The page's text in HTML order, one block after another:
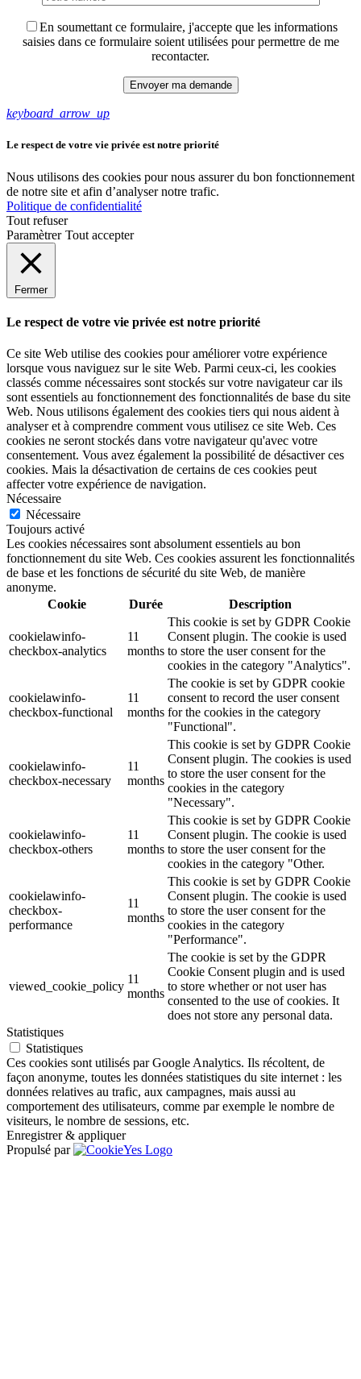
En soumettant ce formulaire, j'accepte que les informations
saisies dans ce formulaire soient utilisées pour permettre de me
recontacter.
keyboard_arrow_up
Le respect de votre vie privée est notre priorité
Nous utilisons des cookies pour nous assurer du bon fonctionnement
de notre site et afin d’analyser notre trafic.
Politique de confidentialité
Tout refuser
Paramètrer Tout accepter
Fermer
Le respect de votre vie privée est notre priorité
Ce site Web utilise des cookies pour améliorer votre expérience
lorsque vous naviguez sur le site Web. Parmi ceux-ci, les cookies
classés comme nécessaires sont stockés sur votre navigateur car ils
sont essentiels au fonctionnement des fonctionnalités de base du site
Web. Nous utilisons également des cookies tiers qui nous aident à
analyser et à comprendre comment vous utilisez ce site Web. Ces
cookies ne seront stockés dans votre navigateur qu'avec votre
consentement. Vous avez également la possibilité de désactiver ces
cookies. Mais la désactivation de certains de ces cookies peut
affecter votre expérience de navigation.
Nécessaire
Nécessaire
Toujours activé
Les cookies nécessaires sont absolument essentiels au bon
fonctionnement du site Web. Ces cookies assurent les fonctionnalités
de base et les fonctions de sécurité du site Web, de manière
anonyme.
Cookie
Durée Description
cookielawinfo-
checkbox-analytics
11
months
This cookie is set by GDPR Cookie
Consent plugin. The cookie is used
to store the user consent for the
cookies in the category "Analytics".
cookielawinfo-
checkbox-functional
11
months
The cookie is set by GDPR cookie
consent to record the user consent
for the cookies in the category
"Functional".
cookielawinfo-
checkbox-necessary
11
months
This cookie is set by GDPR Cookie
Consent plugin. The cookies is used
to store the user consent for the
cookies in the category
"Necessary".
cookielawinfo-
checkbox-others
11
months
This cookie is set by GDPR Cookie
Consent plugin. The cookie is used
to store the user consent for the
cookies in the category "Other.
cookielawinfo-
checkbox-
performance
11
months
This cookie is set by GDPR Cookie
Consent plugin. The cookie is used
to store the user consent for the
cookies in the category
"Performance".
viewed_cookie_policy
11
months
The cookie is set by the GDPR
Cookie Consent plugin and is used
to store whether or not user has
consented to the use of cookies. It
does not store any personal data.
Statistiques
Statistiques
Ces cookies sont utilisés par Google Analytics. Ils récoltent, de
façon anonyme, toutes les données statistiques du site internet : les
données relatives au trafic, aux campagnes, mais aussi au
comportement des utilisateurs, comme par exemple le nombre de
visiteurs, le nombre de sessions, etc.
Enregistrer & appliquer
Propulsé par